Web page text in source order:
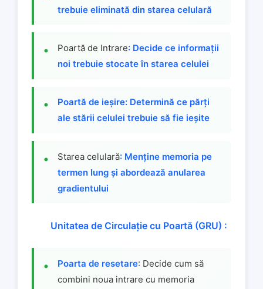
trebuie eliminată din starea celulară
Poartă de Intrare: Decide ce informații
noi trebuie stocate în starea celulei
Poartă de ieșire: Determină ce părți
ale stării celulei trebuie să fie ieșite
Starea celulară: Menține memoria pe
termen lung și abordează anularea
gradientului
Unitatea de Circulație cu Poartă (GRU) :
Poarta de resetare: Decide cum să
combini noua intrare cu memoria